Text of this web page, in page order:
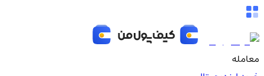
معامله